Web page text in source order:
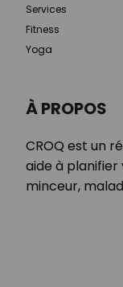
À PROPOS
CROQ est un
aide à planifier
minceur,
Services
Fitness
Yoga